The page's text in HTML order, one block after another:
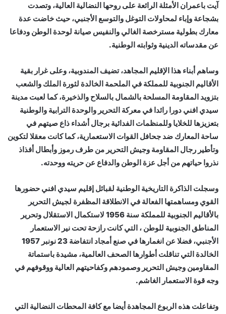
آيت باعمران الأمثلة الرائعة على روحها النضالية العالية، وتصدت
بشجاعة وإباء لمحاولات التوغل والتوسع الأجنبي، حيث خاضت عدة
معارك بطولية مسترخصة الغالي والنفيس صيانة لوحدة الوطن ودفاعا
عن مقدساته الدينية وثوابته الوطنية.
وساهم أبناء هذا الإقليم المجاهد، تضيف المندوبية، وعلى غرار بقية
الأقاليم الجنوبية للمملكة في الملحمة الخالدة لثورة الملك والشعب
بتزويد المقاومة المسلحة بالشمال بالسلاح والذخيرة، كما لعبت مدينة
سيدي افني دورا رائدا في معركة التحرير والوحدة الترابية والوطنية
بتعزيزها للخلايا وللمنظمات الفدائية برجال أشداء ذاع صيتهم في
ساحة المعارك ضد جحافل القوات الاستعمارية، كما كانت معقلا لتكوين
وتأطير رجال المقاومة وجيش التحرير من طرف رموز وأبطال أفذاذ
نذروا حياتهم من أجل عزة الوطن والدفاع عن حريته ووحدته.
وسجلت الذاكرة التاريخية الوطنية لقبائل إقليم سيدي افني حضورها
القوي ومساهمتها الفعالة في الانطلاقة المظفرة لجيش التحرير
بالأقاليم الجنوبية للمملكة سنة 1956 لاستكمال الاستقلال وتحرير
المناطق الجنوبية للوطن ، التي كانت رازحة تحت نير الاستعمار
الأجنبي، فضلا عن انغمارها في صنع أمجاد انتفاضة 23 نونبر 1957
الخالدة التي تناقلت أطوارها الصحف العالمية، مشيدة باستماتة
المقاومين وجيش التحرير وصمودهم وكفاحيتهم العالية ووقوفهم في
وجه قوة الاستعمار الغاشم.
وتفاعلت هذه الربوع المجاهدة أيضا مع كافة المحطات النضالية التي